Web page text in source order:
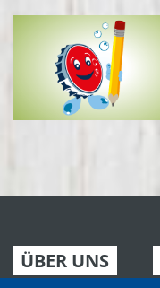
ÜBER UNS